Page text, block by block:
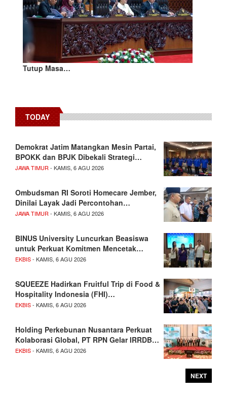
Tutup Masa…
TODAY
Demokrat Jatim Matangkan Mesin Partai,
BPOKK dan BPJK Dibekali Strategi…
JAWA TIMUR- KAMIS, 6 AGU 2026
Ombudsman RI Soroti Homecare Jember,
Dinilai Layak Jadi Percontohan…
JAWA TIMUR- KAMIS, 6 AGU 2026
BINUS University Luncurkan Beasiswa
untuk Perkuat Komitmen Mencetak…
EKBIS- KAMIS, 6 AGU 2026
SQUEEZE Hadirkan Fruitful Trip di Food &
Hospitality Indonesia (FHI)…
EKBIS- KAMIS, 6 AGU 2026
Holding Perkebunan Nusantara Perkuat
Kolaborasi Global, PT RPN Gelar IRRDB…
EKBIS- KAMIS, 6 AGU 2026
NEXT